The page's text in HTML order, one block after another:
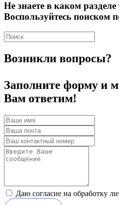
Не знаете в каком
Воспользуйтесь поиском
Возникли вопросы?
Заполните форму и
Вам ответим!
Даю согласие на обработку